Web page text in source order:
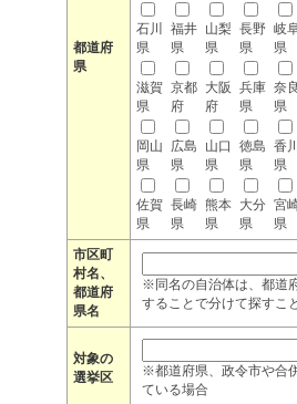
都道府
県
石川
県
福井
県
山梨
県
長野
県
岐
県
滋賀
県
京都
府
大阪
府
兵庫
県
奈良
県
岡山
県
広島
県
山口
県
徳島
県
香川
県
佐賀
県
長崎
県
熊本
県
大分
県
宮
県
市区町
村名、
都道府
県名
※同名の自治体は、都道
することで分けて探すこ
対象の
選挙区
※都道府県、政令市や合
ている場合